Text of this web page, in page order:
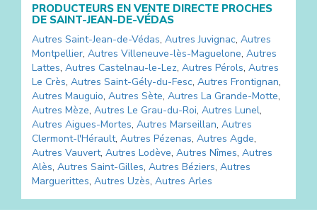
PRODUCTEURS EN VENTE DIRECTE PROCHES
DE SAINT-JEAN-DE-VÉDAS
Autres Saint-Jean-de-Védas, Autres Juvignac, Autres
Montpellier, Autres Villeneuve-lès-Maguelone, Autres
Lattes, Autres Castelnau-le-Lez, Autres Pérols, Autres
Le Crès, Autres Saint-Gély-du-Fesc, Autres Frontignan,
Autres Mauguio, Autres Sète, Autres La Grande-Motte,
Autres Mèze, Autres Le Grau-du-Roi, Autres Lunel,
Autres Aigues-Mortes, Autres Marseillan, Autres
Clermont-l'Hérault, Autres Pézenas, Autres Agde,
Autres Vauvert, Autres Lodève, Autres Nîmes, Autres
Alès, Autres Saint-Gilles, Autres Béziers, Autres
Marguerittes, Autres Uzès, Autres Arles